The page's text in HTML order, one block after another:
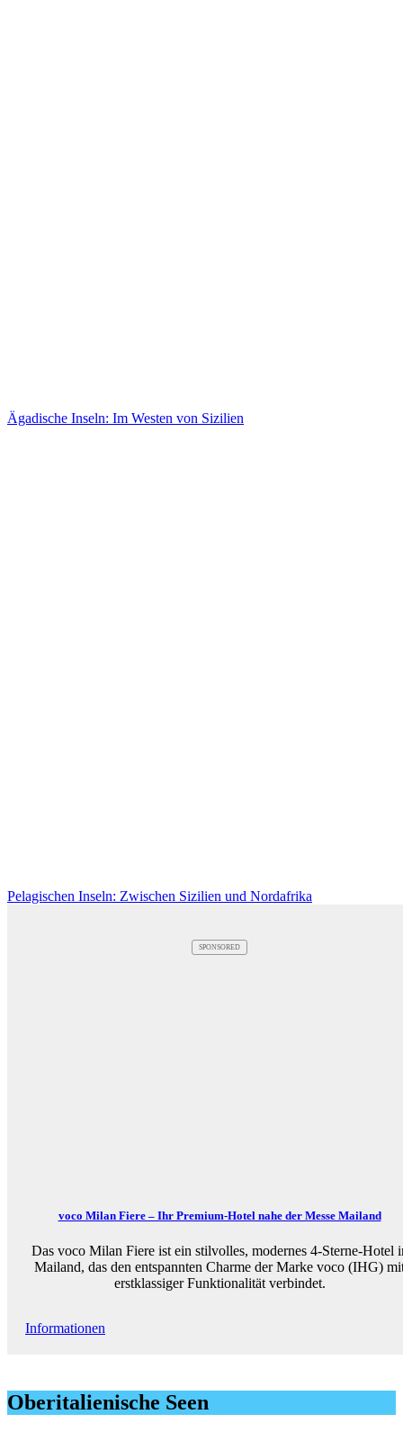
Ägadische Inseln: Im Westen von Sizilien
Pelagischen Inseln: Zwischen Sizilien und Nordafrika
SPONSORED
voco Milan Fiere – Ihr Premium-Hotel nahe der Messe Mailand
Das voco Milan Fiere ist ein stilvolles, modernes 4-Sterne-Hotel
Mailand, das den entspannten Charme der Marke voco (IHG)
erstklassiger Funktionalität verbindet.
Informationen
Oberitalienische Seen